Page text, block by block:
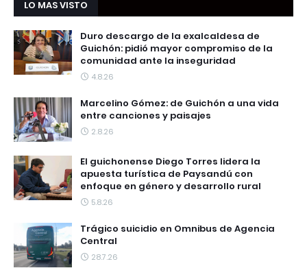
LO MAS VISTO
Duro descargo de la exalcaldesa de
Guichón: pidió mayor compromiso de la
comunidad ante la inseguridad
4.8.26
Marcelino Gómez: de Guichón a una vida
entre canciones y paisajes
2.8.26
El guichonense Diego Torres lidera la
apuesta turística de Paysandú con
enfoque en género y desarrollo rural
5.8.26
Trágico suicidio en Omnibus de Agencia
Central
28.7.26